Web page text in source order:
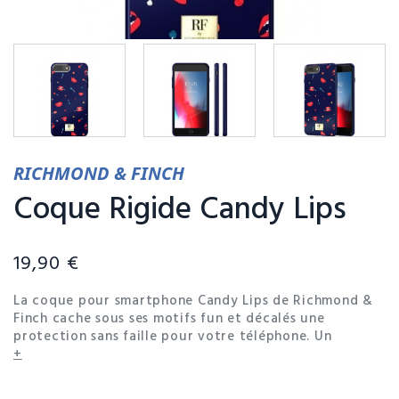
RICHMOND & FINCH
Coque Rigide Candy Lips
19,90 €
La coque pour smartphone Candy Lips de Richmond &
Finch cache sous ses motifs fun et décalés une
protection sans faille pour votre téléphone. Un
bumper en silicone ajusté caché sous la coque de
+